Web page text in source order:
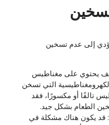
إلى عدم تسخين
يحتوي على مغناطيس
التي تسخن
تالفًا أو مكسورًا، فقد
الطعام بشكل جيد.
قد يكون هناك مشكلة في